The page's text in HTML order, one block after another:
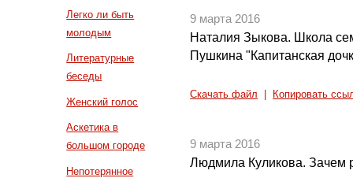
Легко ли быть
молодым
Литературные
беседы
Женский голос
Аскетика в
большом городе
Непотерянное
9 марта 2016
Наталия Зыкова. Школа
Пушкина "Капитанская
Скачать файл Копировать
9 марта 2016
Людмила Куликова. Зачем